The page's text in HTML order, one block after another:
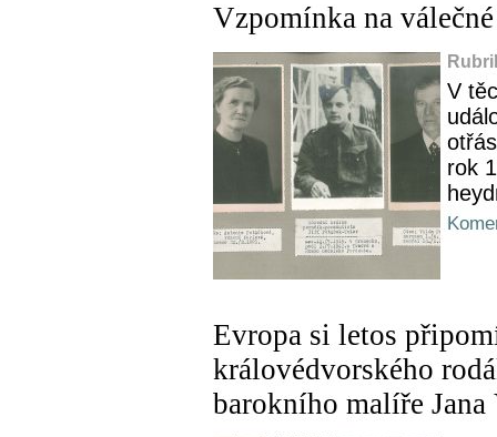
Vzpomínka na
V
rok
Evropa si letos
královédvorského
barokního malíře